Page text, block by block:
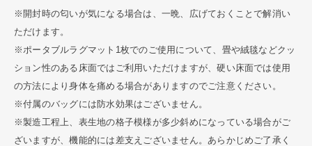
※開封時の匂いが気になる場合は、一晩、広げておくことで解消い
ただけます。
※ポータブルラグマット1枚でのご使用について、畳や絨毯などクッ
ション性のある床面ではご利用いただけますが、硬い床面では使用
の方法により身体を痛める場合がありますのでご注意ください。
※付属のバッグには防水効果はございません。
※製造工程上、表生地の格子模様が多少斜めになっている場合がご
ざいますが、機能的には差支えございません。あらかじめご了承く